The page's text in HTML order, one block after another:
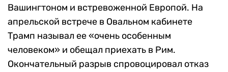
Вашингтоном и встревоженной Европой. На
апрельской встрече в Овальном кабинете
Трамп называл ее «очень особенным
человеком» и обещал приехать в Рим.
Окончательный разрыв спровоцировал отказ